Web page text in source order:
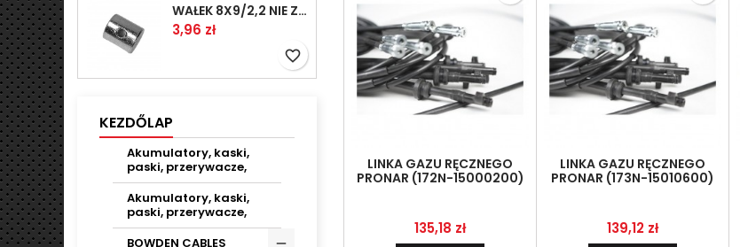
WAŁEK 8X9/2,2 NIE ZAMAWIAĆ
Ár
3,96 zł
favorite_border
KEZDŐLAP
Akumulatory, kaski,
paski, przerywacze,
Akumulatory, kaski,
paski, przerywacze,
BOWDEN CABLES
LINKA GAZU RĘCZNEGO
PRONAR (172N-15000200)
Ár
135,18 zł
LINKA GAZU RĘCZNEGO
PRONAR (173N-15010600)
Ár
139,12 zł